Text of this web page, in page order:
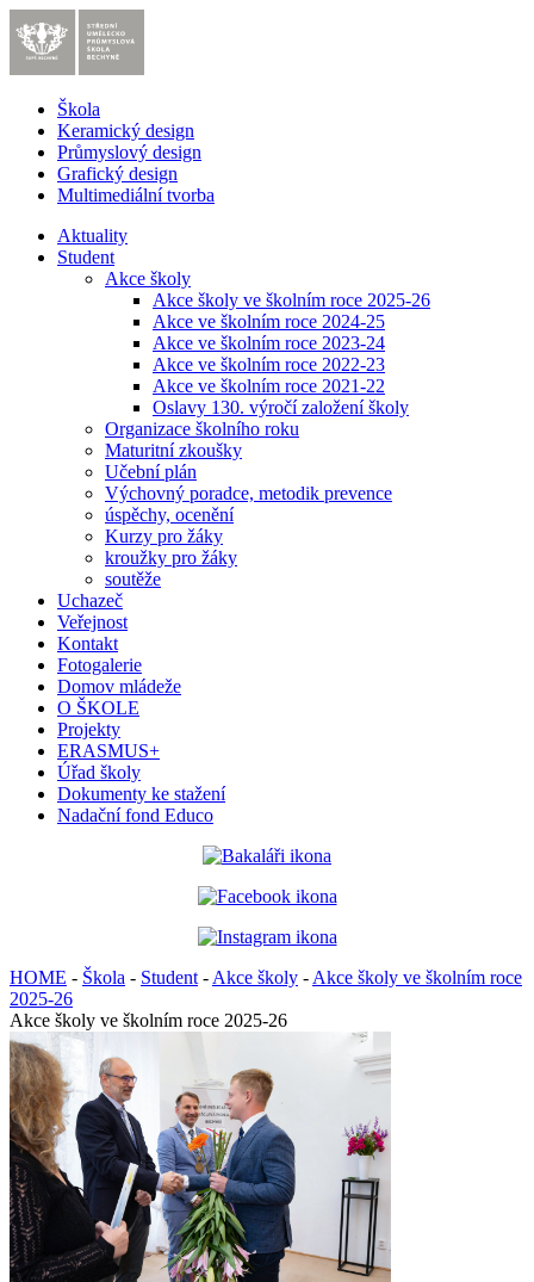
Škola
Keramický design
Průmyslový design
Grafický design
Multimediální tvorba
Aktuality
Student
Akce školy
Akce školy ve školním roce 2025-26
Akce ve školním roce 2024-25
Akce ve školním roce 2023-24
Akce ve školním roce 2022-23
Akce ve školním roce 2021-22
Oslavy 130. výročí založení školy
Organizace školního roku
Maturitní zkoušky
Učební plán
Výchovný poradce, metodik prevence
úspěchy, ocenění
Kurzy pro žáky
kroužky pro žáky
soutěže
Uchazeč
Veřejnost
Kontakt
Fotogalerie
Domov mládeže
O ŠKOLE
Projekty
ERASMUS+
Úřad školy
Dokumenty ke stažení
Nadační fond Educo
HOME - Škola - Student - Akce školy - Akce školy ve školním roce
2025-26
Akce školy ve školním roce 2025-26